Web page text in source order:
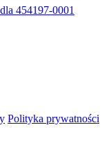
454197-0001
Polityka prywatności